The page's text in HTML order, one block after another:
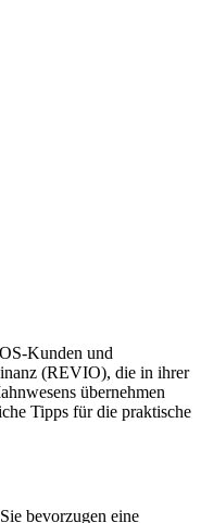
Kunden und
(REVIO), die in ihrer
übernehmen
Tipps für die praktische
bevorzugen eine